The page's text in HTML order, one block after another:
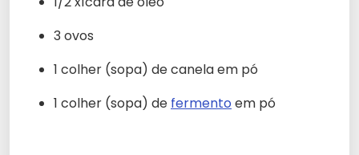
3 ovos
1 colher (sopa) de canela em pó
1 colher (sopa) de fermento em pó